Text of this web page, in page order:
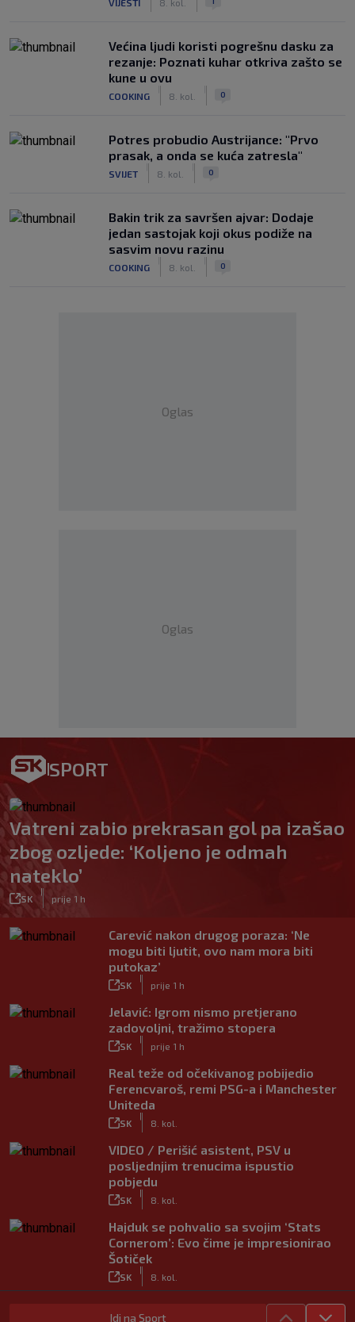
Većina ljudi koristi pogrešnu dasku za
rezanje: Poznati kuhar otkriva zašto se
kune u ovu
COOKING 8. kol. 0
Potres probudio Austrijance: "Prvo
prasak, a onda se kuća zatresla"
SVIJET 8. kol. 0
Bakin trik za savršen ajvar: Dodaje
jedan sastojak koji okus podiže na
sasvim novu razinu
COOKING 8. kol. 0
Oglas
Oglas
SPORT
Vatreni zabio prekrasan gol pa izašao
zbog ozljede: ‘Koljeno je odmah
nateklo’
SK prije 1 h
Carević nakon drugog poraza: ‘Ne
mogu biti ljutit, ovo nam mora biti
putokaz’
SK prije 1 h
Jelavić: Igrom nismo pretjerano
zadovoljni, tražimo stopera
SK prije 1 h
Real teže od očekivanog pobijedio
Ferencvaroš, remi PSG-a i Manchester
Uniteda
SK 8. kol.
VIDEO / Perišić asistent, PSV u
posljednjim trenucima ispustio
pobjedu
SK 8. kol.
Hajduk se pohvalio sa svojim ‘Stats
Cornerom’: Evo čime je impresionirao
Šotiček
SK 8. kol.
Vlašić strijelac za Torino; ova gesta sve
Idi na Sport